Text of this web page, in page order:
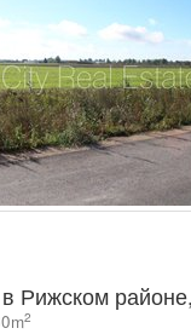
Рижском
2